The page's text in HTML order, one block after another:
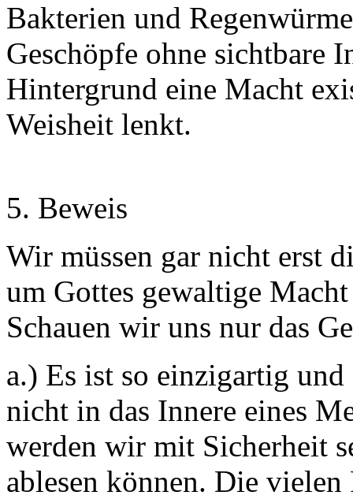
Bakterien und
Geschöpfe ohne sichtbare
Hintergrund eine Macht
Weisheit lenkt.
5. Beweis
Wir müssen gar nicht erst
um Gottes gewaltige
Schauen wir uns nur das
a.) Es ist so einzigartig
nicht in das Innere eines
werden wir mit Sicherheit
ablesen können. Die vielen